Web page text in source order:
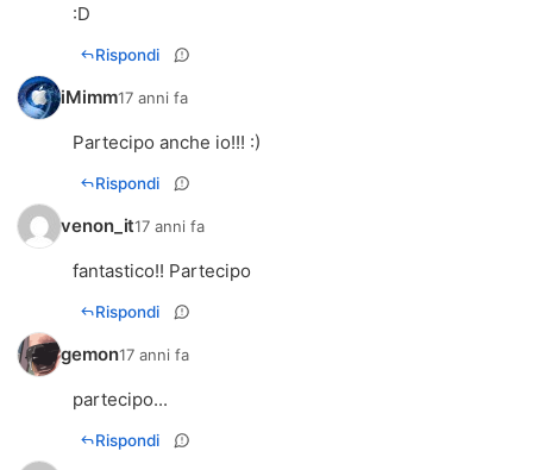
:D
Rispondi
iMimm17 anni fa
Partecipo anche io!!! :)
Rispondi
venon_it17 anni fa
fantastico!! Partecipo
Rispondi
gemon17 anni fa
partecipo...
Rispondi